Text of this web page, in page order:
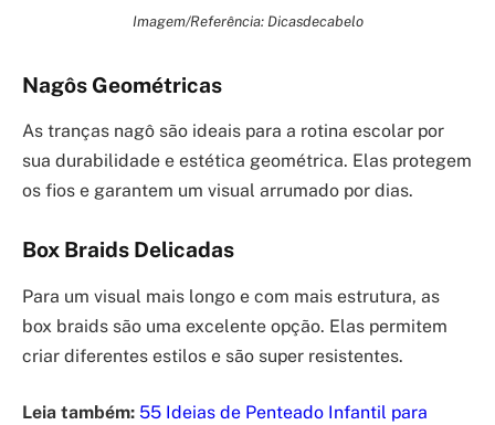
Imagem/Referência: Dicasdecabelo
Nagôs Geométricas
As tranças nagô são ideais para a rotina escolar por
sua durabilidade e estética geométrica. Elas protegem
os fios e garantem um visual arrumado por dias.
Box Braids Delicadas
Para um visual mais longo e com mais estrutura, as
box braids são uma excelente opção. Elas permitem
criar diferentes estilos e são super resistentes.
Leia também: 55 Ideias de Penteado Infantil para